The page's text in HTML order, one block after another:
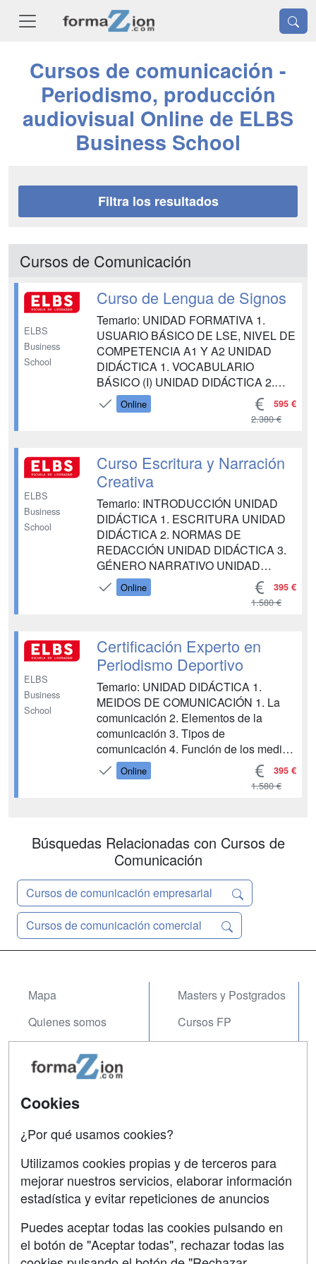
Cursos de comunicación -
Periodismo, producción
audiovisual Online de ELBS
Business School
Filtra los resultados
Cursos de Comunicación
ELBS
Business
School
Curso de Lengua de Signos
Temario: UNIDAD FORMATIVA 1.
USUARIO BÁSICO DE LSE, NIVEL DE
COMPETENCIA A1 Y A2 UNIDAD
DIDÁCTICA 1. VOCABULARIO
BÁSICO (I) UNIDAD DIDÁCTICA 2.
CONTROL SOBRE LA
COMUNICACIÓN (I) UNIDAD
DIDÁCTICA 4. ASPECTOS
SOCIOCULTURALES (I) UNIDAD
FORMATIVA 2. USUARIO
INDEPENDIENTE DE LSE, NIVEL DE
COMPETENCIA UM...
Online 595 €
2.380 €
ELBS
Business
School
Curso Escritura y Narración
Creativa
Temario: INTRODUCCIÓN UNIDAD
DIDÁCTICA 1. ESCRITURA UNIDAD
DIDÁCTICA 2. NORMAS DE
REDACCIÓN UNIDAD DIDÁCTICA 3.
GÉNERO NARRATIVO UNIDAD
DIDÁCTICA 4. GÉNERO LÍRICO
UNIDAD DIDÁCTICA 5. GÉNERO
CINEMATOGRÁFICA UNIDAD
DIDÁCTICA 7. NARRATIVA
RADIOFÓNICA UNIDAD DIDÁCTICA
8. ESCRITURA CREATIVA UNIDAD
DID...
Online 395 €
1.580 €
ELBS
Business
School
Certificación Experto en
Periodismo Deportivo
Temario: UNIDAD DIDÁCTICA 1.
MEIDOS DE COMUNICACIÓN 1. La
comunicación 2. Elementos de la
comunicación 3. Tipos de
comunicación 4. Función de los medios
de comunicación 5. Teorías y modelos
de la comunicación colectiva UNIDAD
periodismo 3. Géneros del periodismo...
Online 395 €
1.580 €
Búsquedas Relacionadas con Cursos de
Comunicación
Cursos de comunicación empresarial
Cursos de comunicación comercial
Mapa
Quienes somos
Acceso Usuarios
Acceso Centros
Masters y Postgrados
Cursos FP
Contactar
Confidencialidad
Copyleft
SÍGUENOS EN:
Cookies
¿Por qué usamos cookies?
Utilizamos cookies propias y de terceros para
mejorar nuestros servicios, elaborar información
estadística y evitar repeticiones de anuncios
Puedes aceptar todas las cookies pulsando en
el botón de "Aceptar todas", rechazar todas las